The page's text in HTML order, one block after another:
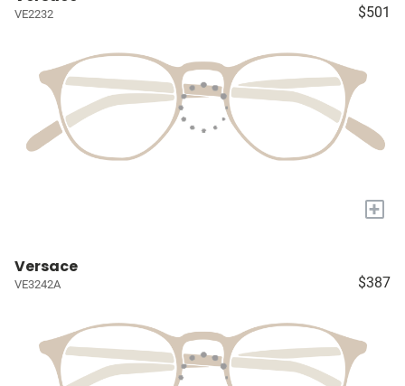
VE2232 $501
+
Versace
VE3242A $387